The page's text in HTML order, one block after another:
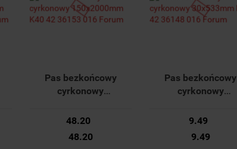
Pas bezkońcowy
cyrkonowy
36153 016 Forum
48.20
48.20
Pas bezkońcowy
cyrkonowy
36148 016 Forum
9.49
9.49